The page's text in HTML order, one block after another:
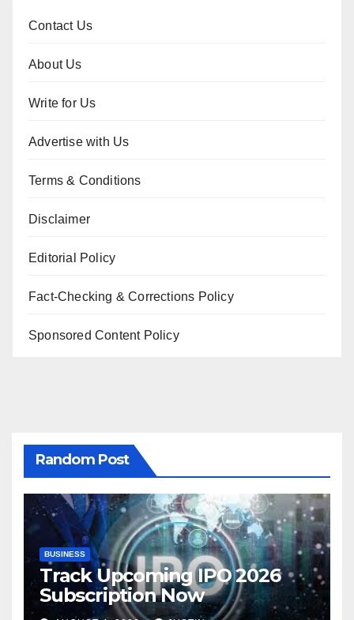
Contact Us
About Us
Write for Us
Advertise with Us
Terms & Conditions
Disclaimer
Editorial Policy
Fact-Checking & Corrections Policy
Sponsored Content Policy
Random Post
BUSINESS
Track Upcoming IPO 2026
Subscription Now